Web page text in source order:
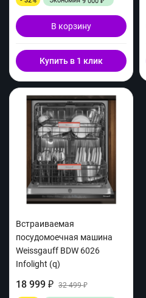
В корзину
Купить в 1 клик
Встраиваемая
посудомоечная машина
Weissgauff BDW 6026
Infolight (q)
18 999 ₽ 32 499₽